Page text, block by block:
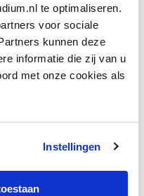
te optimaliseren.
voor sociale
kunnen deze
informatie die zij van u
met onze cookies als
Instellingen
voor “”.